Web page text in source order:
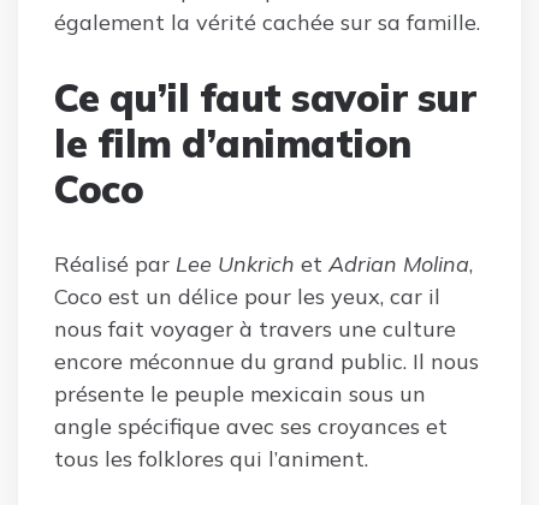
également la vérité cachée sur sa famille.
Ce qu’il faut savoir sur
le film d’animation
Coco
Réalisé par Lee Unkrich et Adrian Molina,
Coco est un délice pour les yeux, car il
nous fait voyager à travers une culture
encore méconnue du grand public. Il nous
présente le peuple mexicain sous un
angle spécifique avec ses croyances et
tous les folklores qui l’animent.